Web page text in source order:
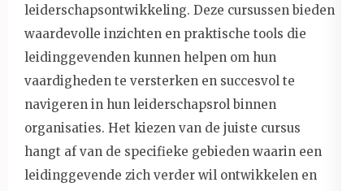
leiderschapsontwikkeling. Deze cursussen bieden
waardevolle inzichten en praktische tools die
leidinggevenden kunnen helpen om hun
vaardigheden te versterken en succesvol te
navigeren in hun leiderschapsrol binnen
organisaties. Het kiezen van de juiste cursus
hangt af van de specifieke gebieden waarin een
leidinggevende zich verder wil ontwikkelen en